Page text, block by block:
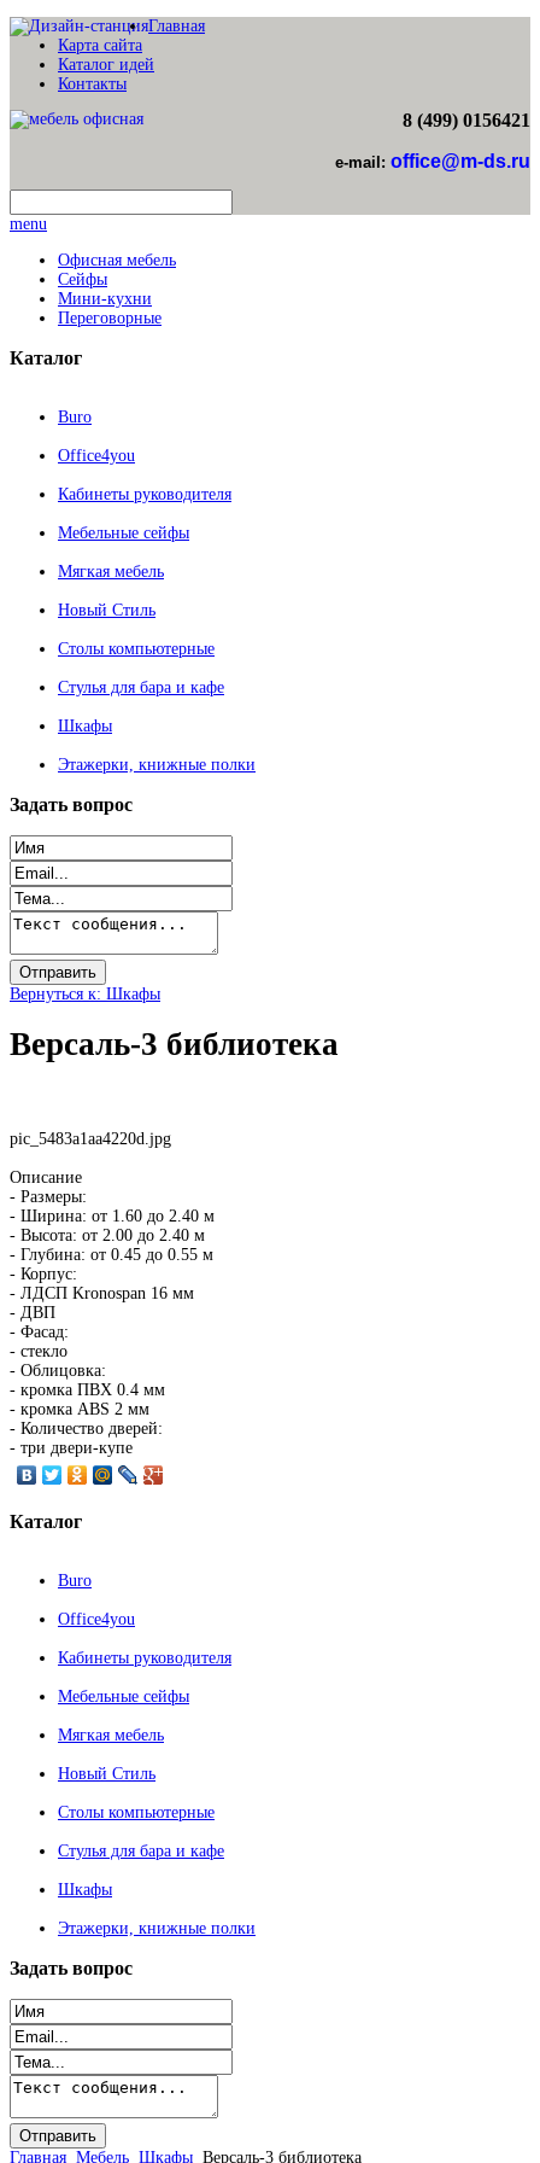
Главная
Карта сайта
Каталог идей
Контакты
8 (499) 0156421
e-mail: office@m-ds.ru
menu
Офисная мебель
Сейфы
Мини-кухни
Переговорные
Каталог
Buro
Office4you
Кабинеты руководителя
Мебельные сейфы
Мягкая мебель
Новый Стиль
Столы компьютерные
Стулья для бара и кафе
Шкафы
Этажерки, книжные полки
Задать вопрос
Вернуться к: Шкафы
Версаль-3 библиотека
pic_5483a1aa4220d.jpg
Описание
- Размеры:
- Ширина: от 1.60 до 2.40 м
- Высота: от 2.00 до 2.40 м
- Глубина: от 0.45 до 0.55 м
- Корпус:
- ЛДСП Kronospan 16 мм
- ДВП
- Фасад:
- стекло
- Облицовка:
- кромка ПВХ 0.4 мм
- кромка ABS 2 мм
- Количество дверей:
- три двери-купе
Каталог
Buro
Office4you
Кабинеты руководителя
Мебельные сейфы
Мягкая мебель
Новый Стиль
Столы компьютерные
Стулья для бара и кафе
Шкафы
Этажерки, книжные полки
Задать вопрос
Главная Мебель Шкафы Версаль-3 библиотека